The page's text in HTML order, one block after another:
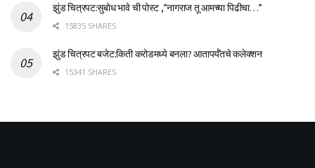
झुंड चित्रपट:सुबोध भावे ची पोस्ट ,”नागराज तू आमच्या पिढीचा…”
15835 SHARES
झुंड चित्रपट बजेट:किती करोडमध्ये बनला? आतापर्यँतचे कलेक्शन
15341 SHARES